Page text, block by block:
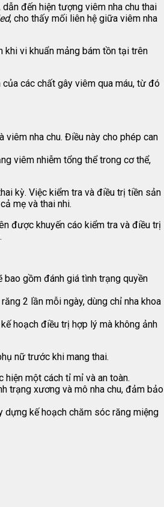
đến hiện tượng viêm nha chu thai
, cho thấy mối liên hệ giữa viêm nha
khi vi khuẩn mảng bám tồn tại trên
các chất gây viêm qua máu, từ đó
viêm nha chu. Điều này cho phép can
viêm nhiễm tổng thể trong cơ thể,
kỳ. Việc kiểm tra và điều trị tiền sản
mẹ và thai nhi.
được khuyến cáo kiểm tra và điều trị
bao gồm đánh giá tình trạng quyền
2 lần mỗi ngày, dùng chỉ nha khoa
hoạch điều trị hợp lý mà không ảnh
nữ trước khi mang thai.
một cách tỉ mỉ và an toàn.
trạng xương và mô nha chu, đảm bảo
dựng kế hoạch chăm sóc răng miệng